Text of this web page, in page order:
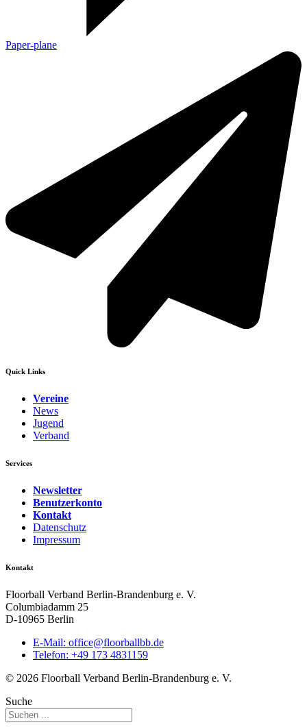
Paper-plane
Quick Links
Vereine
News
Jugend
Verband
Services
Newsletter
Benutzerkonto
Kontakt
Datenschutz
Impressum
Kontakt
Floorball Verband Berlin-Brandenburg e. V.
Columbiadamm 25
D-10965 Berlin
E-Mail: ed.bbllabroolf@eciffo
Telefon: +49 173 4831159
© 2026 Floorball Verband Berlin-Brandenburg e. V.
Suche